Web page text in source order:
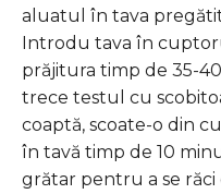
aluatul în tava
Introdu tava în
prăjitura timp de 35-
trece testul cu
coaptă, scoate-o din
în tavă timp de 10
grătar pentru a se